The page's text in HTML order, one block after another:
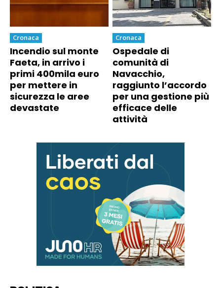
Cronaca
Incendio sul monte
Faeta, in arrivo i
primi 400mila euro
per mettere in
sicurezza le aree
devastate
Cronaca
Ospedale di
comunità di
Navacchio,
raggiunto l’accordo
per una gestione più
efficace delle
attività